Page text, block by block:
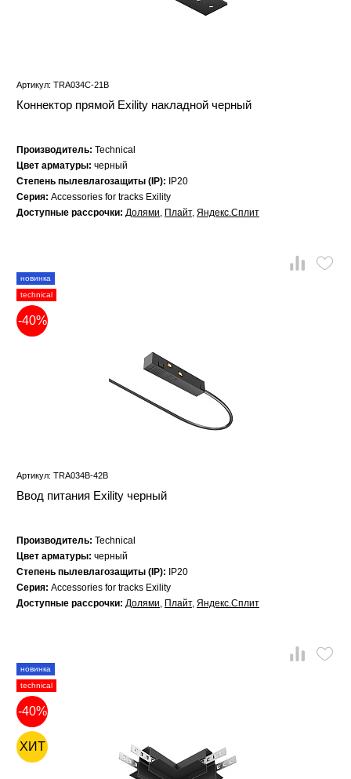
Артикул: TRA034C-21B
Коннектор прямой Exility накладной черный
Производитель: Technical
Цвет арматуры: черный
Степень пылевлагозащиты (IP):
IP20
Серия: Accessories for tracks Exility
Доступные рассрочки: Долями, Плайт, Яндекс.Сплит
новинка
technical
-40%
Артикул: TRA034B-42B
Ввод питания Exility черный
Производитель: Technical
Цвет арматуры: черный
Степень пылевлагозащиты (IP):
IP20
Серия: Accessories for tracks Exility
Доступные рассрочки: Долями, Плайт, Яндекс.Сплит
новинка
technical
-40%
ХИТ